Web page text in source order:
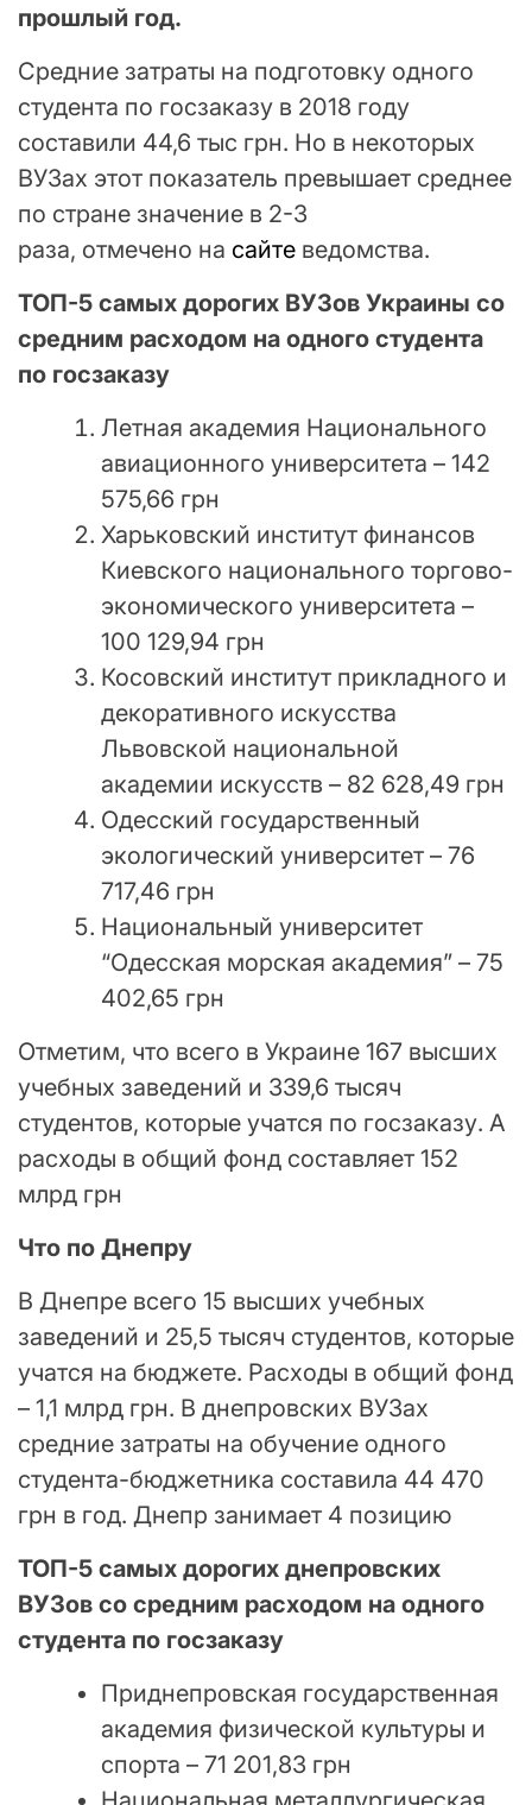
прошлый год.
Средние затраты на подготовку одного
студента по госзаказу в 2018 году
составили 44,6 тыс грн. Но в некоторых
ВУЗах этот показатель превышает среднее
по стране значение в 2-3
раза, отмечено на сайте ведомства.
ТОП-5 самых дорогих ВУЗов Украины со
средним расходом на одного студента
по госзаказу
Летная академия Национального
авиационного университета – 142
575,66 грн
Харьковский институт финансов
Киевского национального торгово-
экономического университета –
100 129,94 грн
Косовский институт прикладного и
декоративного искусства
Львовской национальной
академии искусств – 82 628,49 грн
Одесский государственный
экологический университет – 76
717,46 грн
Национальный университет
“Одесская морская академия” – 75
402,65 грн
Отметим, что всего в Украине 167 высших
учебных заведений и 339,6 тысяч
студентов, которые учатся по госзаказу. А
расходы в общий фонд составляет 152
млрд грн
Что по Днепру
В Днепре всего 15 высших учебных
заведений и 25,5 тысяч студентов, которые
учатся на бюджете. Расходы в общий фонд
– 1,1 млрд грн. В днепровских ВУЗах
средние затраты на обучение одного
студента-бюджетника составила 44 470
грн в год. Днепр занимает 4 позицию
ТОП-5 самых дорогих днепровских
ВУЗов со средним расходом на одного
студента по госзаказу
Приднепровская государственная
академия физической культуры и
спорта – 71 201,83 грн